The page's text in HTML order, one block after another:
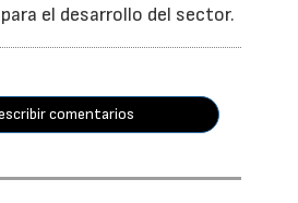
el desarrollo del sector.
comentarios